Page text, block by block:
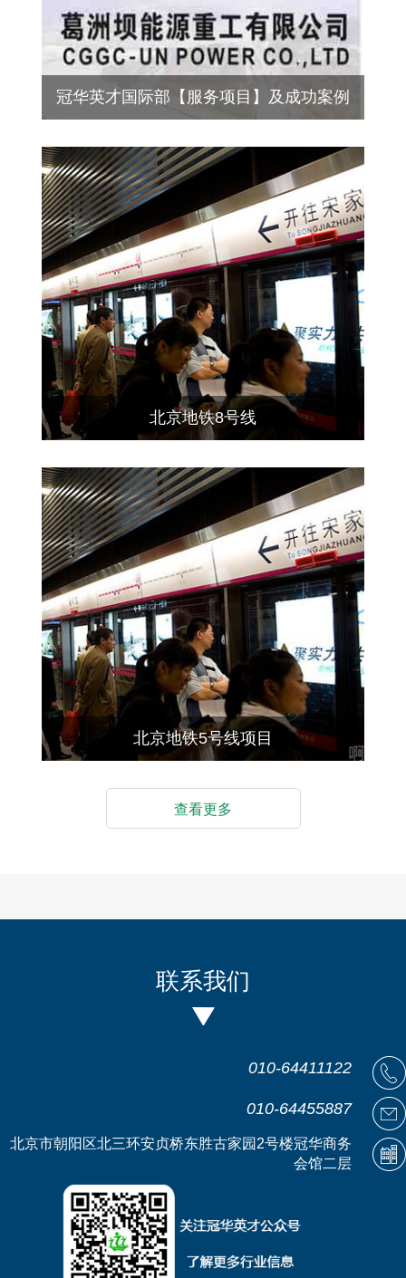
冠华英才国际部【服务项目】及成功案例
北京地铁8号线
北京地铁5号线项目
查看更多
联系我们
010-64411122
010-64455887
北京市朝阳区北三环安贞桥东胜古家园2号楼冠华商务
会馆二层